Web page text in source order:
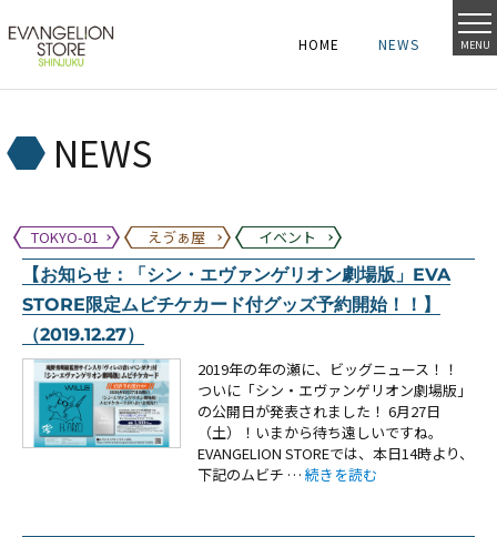
MENU
HOME
HOME NEWS
NEWS
NEWS
TOKYO-01 えゔぁ屋
イベント
【お知らせ：「シン・エヴァンゲリオン劇場版」EVA
STORE限定ムビチケカード付グッズ予約開始！！】
（2019.12.27）
2019年の年の瀬に、ビッグニュース！！
ついに「シン・エヴァンゲリオン劇場版」
の公開日が発表されました！ 6月27日
（土）！いまから待ち遠しいですね。
EVANGELION STOREでは、本日14時より、
下記のムビチ … “【お知らせ：「シン・エヴ
続きを読む